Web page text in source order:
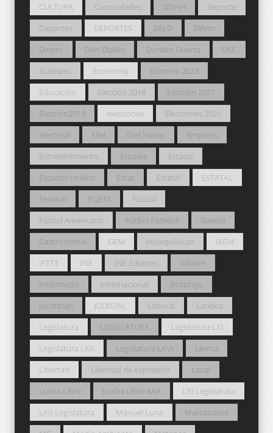
CULTURA
Curiosidades DDHH
deporte
Deportes
DEPORTES Día D
Difem
Dinero
Don Diablo Donato Guerra
DSC
Ecatepec
Economía
Edomex 2023
Educación
Elección 2018
Elección 2021
Elección2019
elecciones
Elecciones 2021
electoral
Eliel Eliel Navas
Empleos
Entretenimiento
Escuela
Estado
Estados Unidos
Estat Estatal
ESTATAL
Festival
FGJEM
Fútbol
Fútbol Americano
Fútbol Femenil
Galería
Gastronomía
GEM Huixquilucan
IEEM
IFTTT
INE INE Edomex
Infoem
Intermedia
Internacional
Jilotzingo
Jocotitlán
JUDICIAL Laboral
Latidos
Legislatura
LEGISLATURA
Legislatura LXI
Legislatura LXII
Legislatura LXVI
Lerma
Libertad
Libertad de expresión
Local
Lucha Libre
Lucha Libre AAA
LXI Legislatura
LXII Legislatura
Manuel Luna
Marcapasos